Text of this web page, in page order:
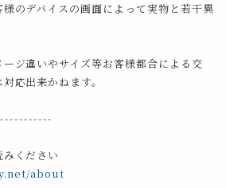
様のデバイスの画面によって実物と若干異
ージ違いやサイズ等お客様都合による交
応出来かねます。
ください
about